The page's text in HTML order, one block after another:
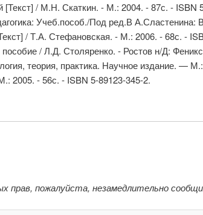
/ М.Н. Скаткин. - М.: 2004. - 87с. - ISBN
Учеб.пособ./Под ред.В А.Сластенина:
/ Т.А. Стефановская. - М.: 2006. - 68с. -
/ Л.Д. Столяренко. - Ростов н/Д:
теория, практика. Научное
2005. - 56с. - ISBN 5-89123-345-2.
прав, пожалуйста, незамедлительно